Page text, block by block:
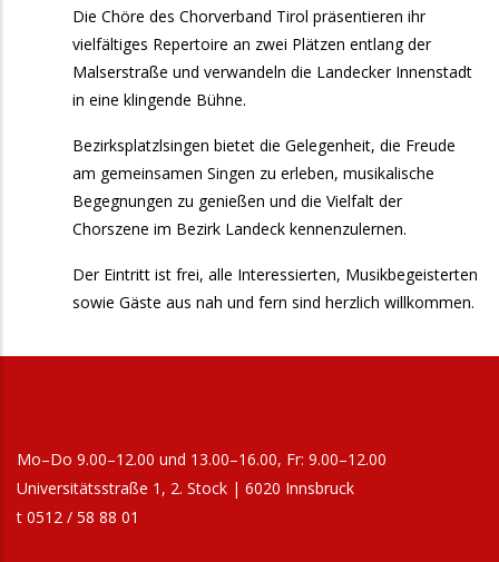
Die Chöre des Chorverband Tirol präsentieren ihr
vielfältiges Repertoire an zwei Plätzen entlang der
Malserstraße und verwandeln die Landecker Innenstadt
in eine klingende Bühne.
Bezirksplatzlsingen bietet die Gelegenheit, die Freude
am gemeinsamen Singen zu erleben, musikalische
Begegnungen zu genießen und die Vielfalt der
Chorszene im Bezirk Landeck kennenzulernen.
Der Eintritt ist frei, alle Interessierten, Musikbegeisterten
sowie Gäste aus nah und fern sind herzlich willkommen.
Mo–Do 9.00–12.00 und 13.00–16.00, Fr: 9.00–12.00
Universitätsstraße 1, 2. Stock | 6020 Innsbruck
t 0512 / 58 88 01